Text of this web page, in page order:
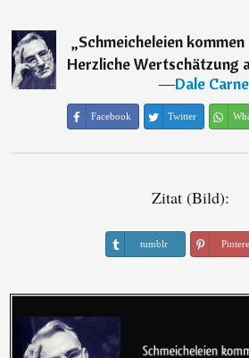
„Schmeicheleien
Herzliche Wertschätzung
―Dale
Facebook Twitter
Zitat (Bild):
tumblr